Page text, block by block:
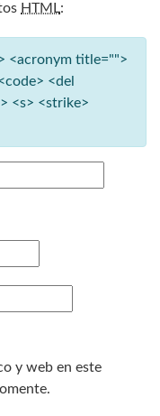
HTML:
<acronym title="">
<del
<s> <strike>
y web en este